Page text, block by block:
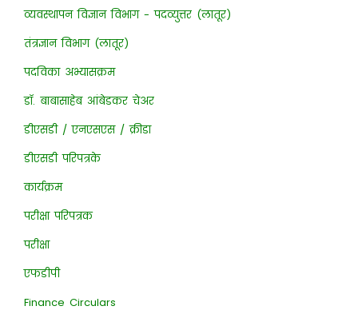
व्यवस्थापन विज्ञान विभाग - पदव्युत्तर (लातूर)
तंत्रज्ञान विभाग (लातूर)
पदविका अभ्यासक्रम
डॉ. बाबासाहेब आंबेडकर चेअर
डीएसडी / एनएसएस / क्रीडा
डीएसडी परिपत्रके
कार्यक्रम
परीक्षा परिपत्रक
परीक्षा
एफडीपी
Finance Circulars